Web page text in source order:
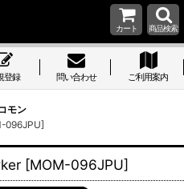
カート 商品検索
登録 問い合わせ ご利用案内
モン
096JPU]
[MOM-096JPU]